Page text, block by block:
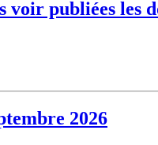
publiées les
2026